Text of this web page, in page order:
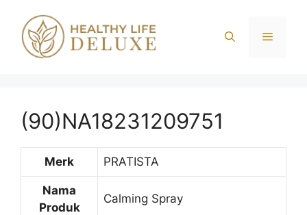
Menu
(90)NA18231209751
Merk PRATISTA
Nama
Produk
Calming Spray